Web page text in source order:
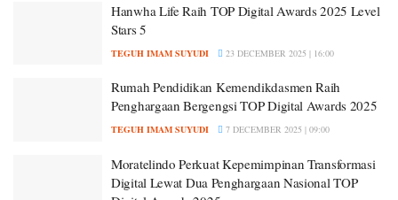
Hanwha Life Raih TOP Digital Awards 2025 Level
Stars 5
TEGUH IMAM SUYUDI 23 DECEMBER 2025 | 16:00
Rumah Pendidikan Kemendikdasmen Raih
Penghargaan Bergengsi TOP Digital Awards 2025
TEGUH IMAM SUYUDI 7 DECEMBER 2025 | 09:00
Moratelindo Perkuat Kepemimpinan Transformasi
Digital Lewat Dua Penghargaan Nasional TOP